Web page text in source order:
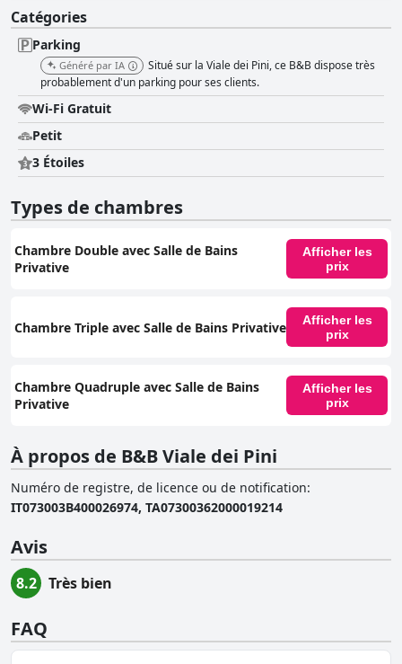
Catégories
Parking
Généré par IA
Situé sur la Viale dei Pini, ce B&B dispose très
probablement d'un parking pour ses clients.
Wi-Fi Gratuit
Petit
3 Étoiles
Types de chambres
Chambre Double avec Salle de Bains
Privative
Afficher les
prix
Chambre Triple avec Salle de Bains Privative
Afficher les
prix
Chambre Quadruple avec Salle de Bains
Privative
Afficher les
prix
À propos de B&B Viale dei Pini
Numéro de registre, de licence ou de notification:
IT073003B400026974, TA07300362000019214
Avis
8.2 Très bien
FAQ